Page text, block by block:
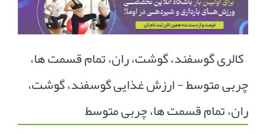
دانشنامه سلامت بانوان پرسش و پاسخ
انجمن متخصصین زنان و اوما انتخاب نام کودک
فهرست مواد غذایی اپلیکیشن بارداری و کودک اوما
تماس با ما
کالری گوسفند، گوشت، ران، تمام قسمت ها،
چربی متوسط - ارزش غذایی گوسفند، گوشت،
ران، تمام قسمت ها، چربی متوسط